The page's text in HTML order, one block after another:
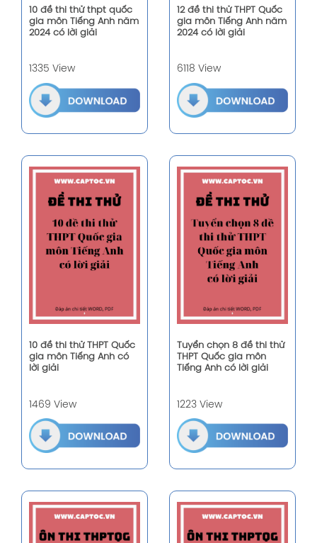
10 đề thi thử thpt quốc
gia môn Tiếng Anh năm
2024 có lời giải
1335 View
12 đề thi thử THPT Quốc
gia môn Tiếng Anh năm
2024 có lời giải
6118 View
10 đề thi thử THPT Quốc
gia môn Tiếng Anh có
lời giải
1469 View
Tuyển chọn 8 đề thi thử
THPT Quốc gia môn
Tiếng Anh có lời giải
1223 View